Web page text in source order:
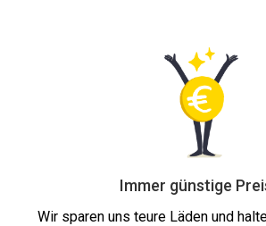
Immer günstige
Wir sparen uns teure Läden und